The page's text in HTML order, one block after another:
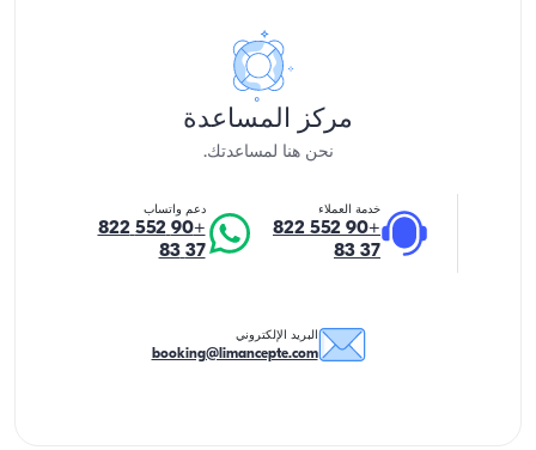
مركز المساعدة
نحن هنا لمساعدتك.
خدمة العملاء
+90 552 822
37 83
دعم واتساب
+90 552 822
37 83
البريد الإلكتروني
booking@limancepte.com